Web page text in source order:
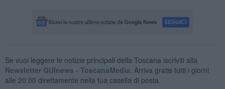
Se vuoi leggere le notizie principali della Toscana iscriviti alla
Newsletter QUInews - ToscanaMedia. Arriva gratis tutti i giorni
alle 20:00 direttamente nella tua casella di posta.